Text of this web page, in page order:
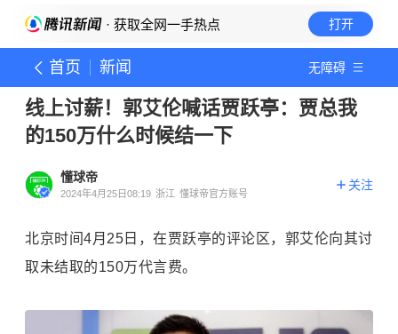
· 获取全网一手热点 打开
首页 新闻 无障碍
线上讨薪！郭艾伦喊话贾跃亭：贾总我
的150万什么时候结一下
懂球帝
2024年4月25日08:19 浙江 懂球帝官方账号
关注
北京时间4月25日，在贾跃亭的评论区，郭艾伦向其讨
取未结取的150万代言费。